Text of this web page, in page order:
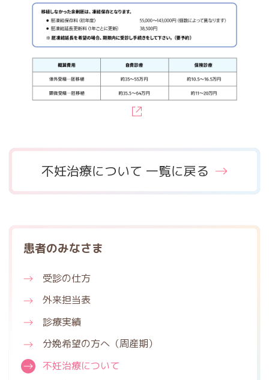
不妊治療について 一覧に戻る
患者のみなさま
受診の仕方
外来担当表
診療実績
分娩希望の方へ （周産期）
不妊治療について